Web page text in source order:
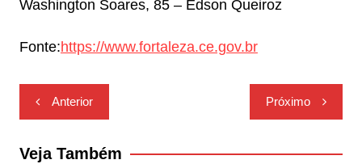
Washington Soares, 85 – Edson Queiroz
Fonte:https://www.fortaleza.ce.gov.br
Navegação
de
Post
Anterior Próximo
Veja Também